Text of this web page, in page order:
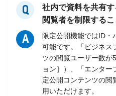
Q
社内で資料を共有す
閲覧者を制限する
A
限定公開機能ではID・
可能です。「ビジネス
ツの閲覧ユーザー数が
ョン］）、「エンター
定公開コンテンツの閲
用いただけます。